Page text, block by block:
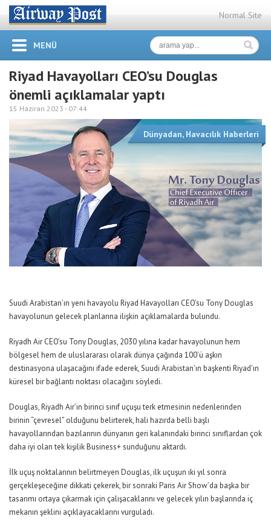
Normal Site
MENÜ
Riyad Havayolları CEO’su Douglas
önemli açıklamalar yaptı
15 Haziran 2023 - 07:44
Dünyadan, Havacılık Haberleri
Suudi Arabistan’ın yeni havayolu Riyad Havayolları CEO’su Tony Douglas
havayolunun gelecek planlarına ilişkin açıklamalarda bulundu.
Riyadh Air CEO’su Tony Douglas, 2030 yılına kadar havayolunun hem
bölgesel hem de uluslararası olarak dünya çağında 100’ü aşkın
destinasyona ulaşacağını ifade ederek, Suudi Arabistan’ın başkenti Riyad’ın
küresel bir bağlantı noktası olacağını söyledi.
Douglas, Riyadh Air’in birinci sınıf uçuşu terk etmesinin nedenlerinden
birinin “çevresel” olduğunu belirterek, hali hazırda belli başlı
havayollarından bazılarının dünyanın geri kalanındaki birinci sınıflardan çok
daha iyi olan tek kişilik Business+ sunduğunu aktardı.
İlk uçuş noktalarının belirtmeyen Douglas, ilk uçuşun iki yıl sonra
gerçekleşeceğine dikkati çekerek, bir sonraki Paris Air Show’da başka bir
tasarımı ortaya çıkarmak için çalışacaklarını ve gelecek yılın başlarında iç
mekanın şeklini açıklayacaklarını vurguladı.